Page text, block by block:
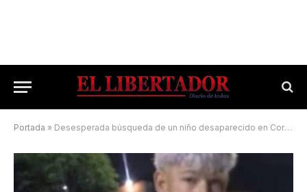
Portada » Desesperada búsqueda de un niño desaparecido en Corrientes